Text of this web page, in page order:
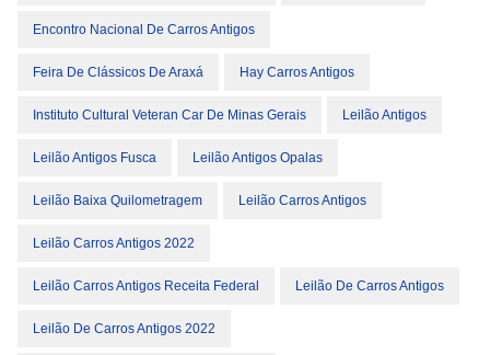
Encontro Nacional De Carros Antigos
Feira De Clássicos De Araxá Hay Carros Antigos
Instituto Cultural Veteran Car De Minas Gerais Leilão Antigos
Leilão Antigos Fusca Leilão Antigos Opalas
Leilão Baixa Quilometragem Leilão Carros Antigos
Leilão Carros Antigos 2022
Leilão Carros Antigos Receita Federal Leilão De Carros Antigos
Leilão De Carros Antigos 2022